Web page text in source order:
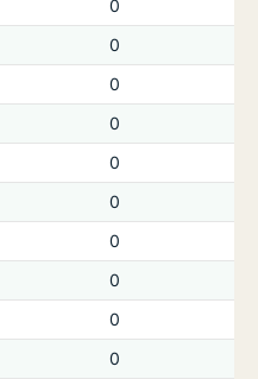
0
0
0
0
0
0
0
0
0
0